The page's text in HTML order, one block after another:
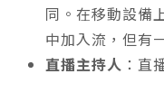
同。在移動設備
中加入流，但有
直播主持人 ：直